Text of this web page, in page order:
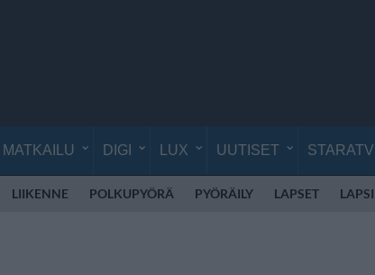
MATKAILU DIGI LUX UUTISET STARATV
LIIKENNE POLKUPYÖRÄ PYÖRÄILY LAPSET LAPSI